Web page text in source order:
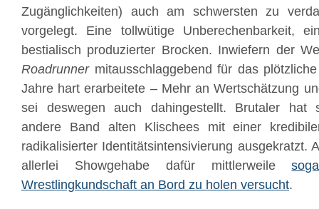
Zugänglichkeiten) auch am schwersten zu
vorgelegt. Eine tollwütige Unberechenbarkeit,
bestialisch produzierter Brocken. Inwiefern der
Roadrunnermitausschlaggebend für das
Jahre hart erarbeitete – Mehr an Wertschätzung
sei deswegen auch dahingestellt. Brutaler hat
andere Band alten Klischees mit einer
radikalisierter Identitätsintensivierung ausgekratzt.
allerlei Showgehabe dafür mittlerweile
Wrestlingkundschaft an Bord zu holen versucht.